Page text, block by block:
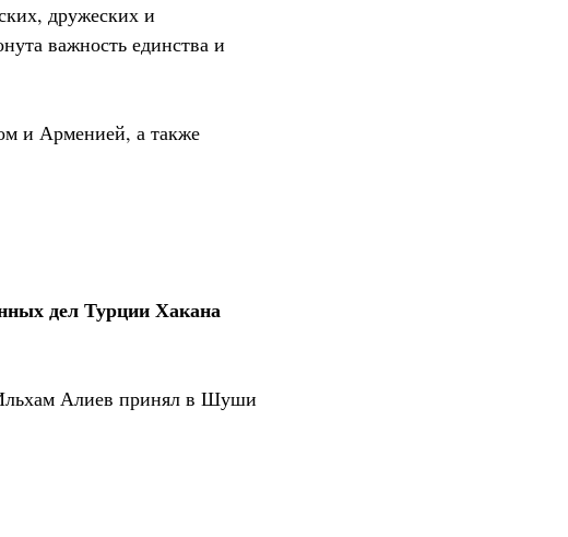
дружеских и
важность единства и
и Арменией, а также
дел Турции Хакана
Алиев принял в Шуши